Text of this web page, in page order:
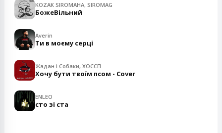
KOZAK SIROMAHA, SIROMAG
БожеВільний
Averin
Ти в моєму серці
Жадан і Собаки, ХОССП
Хочу бути твоїм псом - Cover
ENLEO
сто зі ста